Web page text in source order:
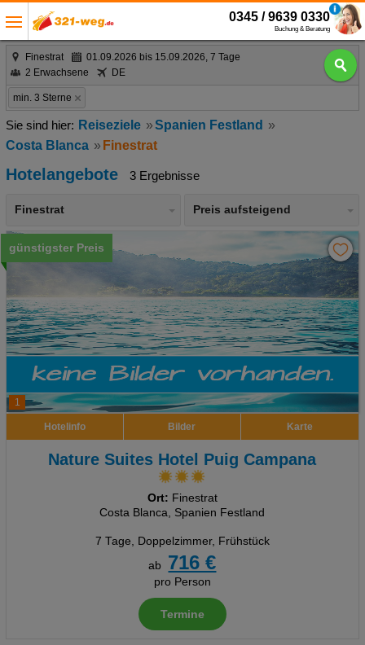
0345 / 9639 0330
Buchung & Beratung
Finestrat
01.09.2026 bis 15.09.2026, 7 Tage
2 Erwachsene
DE
min. 3 Sterne
Reiseziele
Spanien Festland
Costa Blanca
Finestrat
Hotelangebote 3 Ergebnisse
Finestrat Preis aufsteigend
1
günstigster Preis
Hotelinfo Bilder Karte
Nature Suites Hotel Puig Campana
Ort: Finestrat
Costa Blanca, Spanien Festland
7 Tage, Doppelzimmer, Frühstück
ab
716 €
pro Person
Termine